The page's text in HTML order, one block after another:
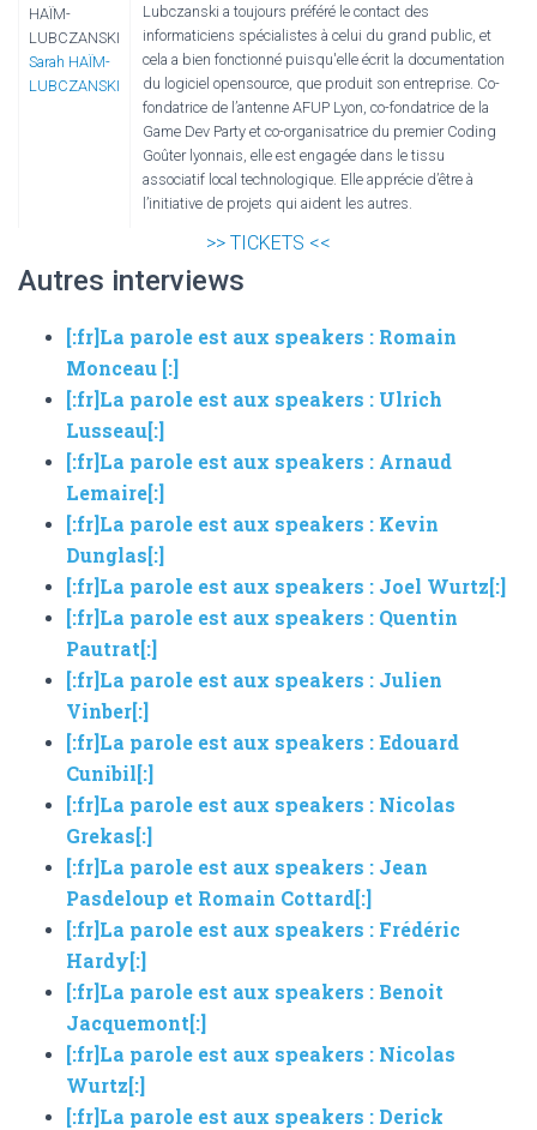
Sarah HAÏM-
LUBCZANSKI
Lubczanski a toujours préféré le contact des
informaticiens spécialistes à celui du grand public, et
cela a bien fonctionné puisqu'elle écrit la documentation
du logiciel opensource, que produit son entreprise. Co-
fondatrice de l’antenne AFUP Lyon, co-fondatrice de la
Game Dev Party et co-organisatrice du premier Coding
Goûter lyonnais, elle est engagée dans le tissu
associatif local technologique. Elle apprécie d’être à
l’initiative de projets qui aident les autres.
>> TICKETS <<
Autres interviews
[:fr]La parole est aux speakers : Romain
Monceau [:]
[:fr]La parole est aux speakers : Ulrich
Lusseau[:]
[:fr]La parole est aux speakers : Arnaud
Lemaire[:]
[:fr]La parole est aux speakers : Kevin
Dunglas[:]
[:fr]La parole est aux speakers : Joel Wurtz[:]
[:fr]La parole est aux speakers : Quentin
Pautrat[:]
[:fr]La parole est aux speakers : Julien
Vinber[:]
[:fr]La parole est aux speakers : Edouard
Cunibil[:]
[:fr]La parole est aux speakers : Nicolas
Grekas[:]
[:fr]La parole est aux speakers : Jean
Pasdeloup et Romain Cottard[:]
[:fr]La parole est aux speakers : Frédéric
Hardy[:]
[:fr]La parole est aux speakers : Benoit
Jacquemont[:]
[:fr]La parole est aux speakers : Nicolas
Wurtz[:]
[:fr]La parole est aux speakers : Derick